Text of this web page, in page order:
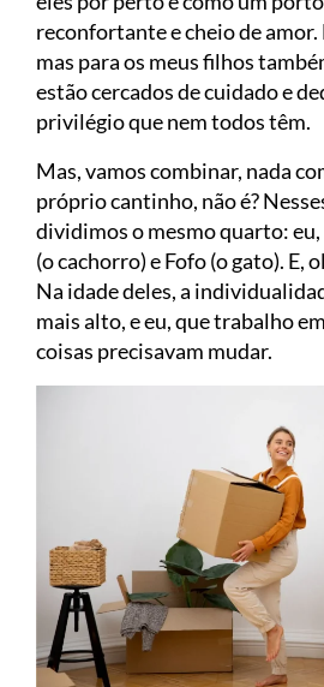
reconfortante e cheio de amor.
mas para os meus filhos
estão cercados de cuidado e
privilégio que nem todos têm.
Mas, vamos combinar, nada
próprio cantinho, não é?
dividimos o mesmo quarto: eu,
(o cachorro) e Fofo (o gato). E,
Na idade deles, a
mais alto, e eu, que trabalho
coisas precisavam mudar.